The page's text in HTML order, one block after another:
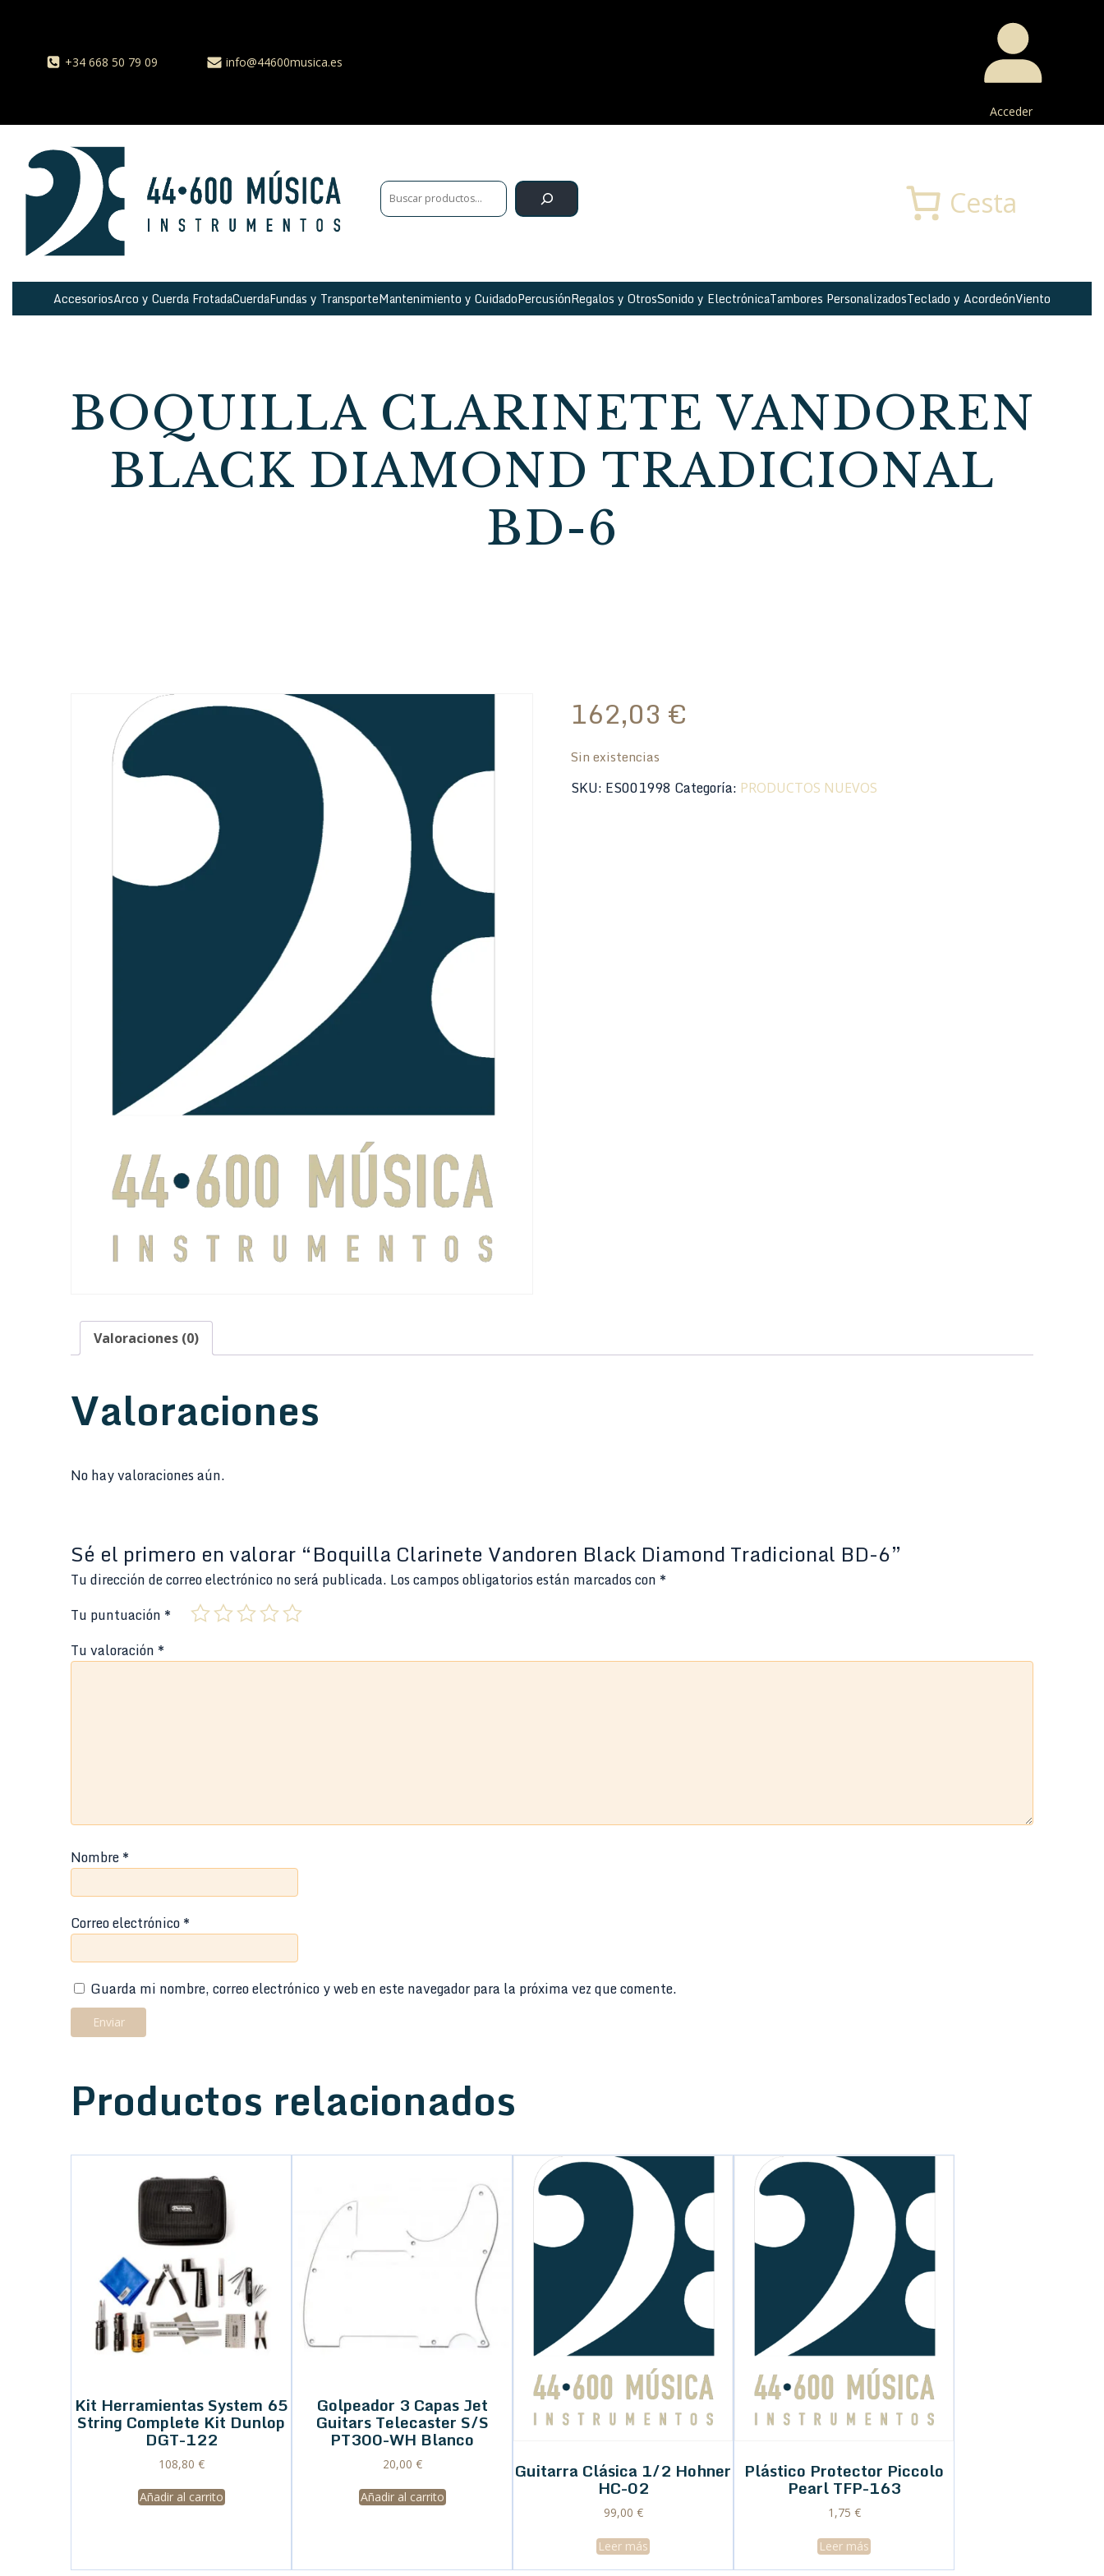
+34 668 50 79 09 info@44600musica.es
Acceder
Cesta
AccesoriosArco y Cuerda FrotadaCuerdaFundas y TransporteMantenimiento y CuidadoPercusiónRegalos y OtrosSonido y ElectrónicaTambores PersonalizadosTeclado y AcordeónViento
BOQUILLA CLARINETE VANDOREN
BLACK DIAMOND TRADICIONAL
BD-6
162,03 €
Sin existencias
SKU: ES001998 Categoría: PRODUCTOS NUEVOS
Valoraciones (0)
Valoraciones
No hay valoraciones aún.
Sé el primero en valorar “Boquilla Clarinete Vandoren Black Diamond Tradicional BD-6”
Tu dirección de correo electrónico no será publicada. Los campos obligatorios están marcados con *
Tu puntuación *
Tu valoración *
Nombre*
Correo electrónico*
Guarda mi nombre, correo electrónico y web en este navegador para la próxima vez que comente.
Productos relacionados
Kit Herramientas System 65
String Complete Kit Dunlop
DGT-122
108,80 €
Añadir al carrito
Golpeador 3 Capas Jet
Guitars Telecaster S/S
PT300-WH Blanco
20,00 €
Añadir al carrito
Guitarra Clásica 1/2 Hohner
HC-02
99,00 €
Leer más
Plástico Protector Piccolo
Pearl TFP-163
1,75 €
Leer más